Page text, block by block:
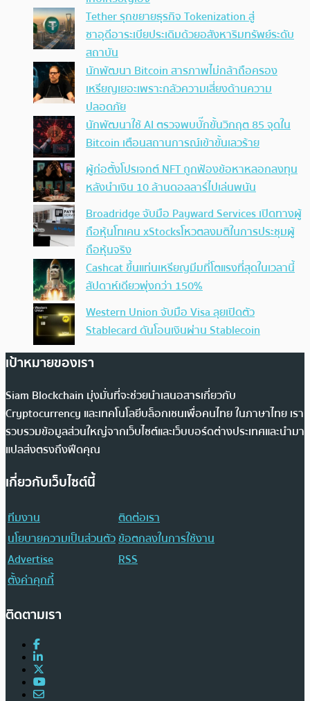
Tether รุกขยายธุรกิจ Tokenization สู่
ซาอุดีอาระเบียประเดิมด้วยอสังหาริมทรัพย์ระดับ
สถาบัน
นักพัฒนา Bitcoin สารภาพไม่กล้าถือครอง
เหรียญเยอะเพราะกลัวความเสี่ยงด้านความ
ปลอดภัย
นักพัฒนาใช้ AI ตรวจพบบั๊กขั้นวิกฤต 85 จุดใน
Bitcoin เตือนสถานการณ์เข้าขั้นเลวร้าย
ผู้ก่อตั้งโปรเจกต์ NFT ถูกฟ้องข้อหาหลอกลงทุน
หลังนำเงิน 10 ล้านดอลลาร์ไปเล่นพนัน
Broadridge จับมือ Payward Services เปิดทางผู้
ถือหุ้นโทเคน xStocksโหวตลงมติในการประชุมผู้
ถือหุ้นจริง
Cashcat ขึ้นแท่นเหรียญมีมที่โตแรงที่สุดในเวลานี้
สัปดาห์เดียวพุ่งกว่า 150%
Western Union จับมือ Visa ลุยเปิดตัว
Stablecard ดันโอนเงินผ่าน Stablecoin
เป้าหมายของเรา
Siam Blockchain มุ่งมั่นที่จะช่วยนำเสนอสารเกี่ยวกับ
Cryptocurrency และเทคโนโลยีบล็อกเชนเพื่อคนไทย ในภาษาไทย เรา
รวบรวมข้อมูลส่วนใหญ่จากเว็บไซต์และเว็บบอร์ดต่างประเทศและนำมา
แปลส่งตรงถึงฟีดคุณ
เกี่ยวกับเว็บไซต์นี้
ทีมงาน
ติดต่อเรา
นโยบายความเป็นส่วนตัวข้อตกลงในการใช้งาน
Advertise
RSS
ตั้งค่าคุกกี้
ติดตามเรา